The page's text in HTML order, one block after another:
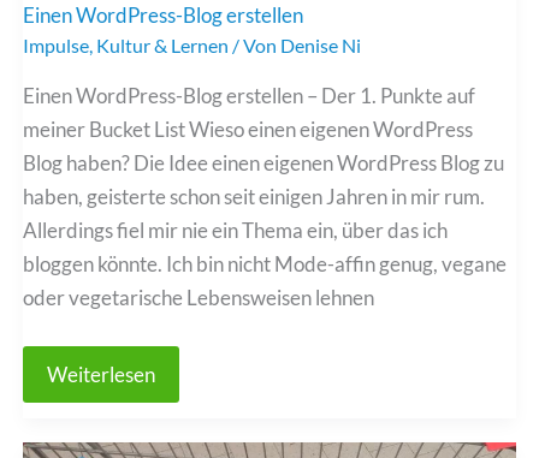
Einen WordPress-Blog erstellen
Impulse, Kultur & Lernen / Von Denise Ni
Einen WordPress-Blog erstellen – Der 1. Punkte auf
meiner Bucket List Wieso einen eigenen WordPress
Blog haben? Die Idee einen eigenen WordPress Blog zu
haben, geisterte schon seit einigen Jahren in mir rum.
Allerdings fiel mir nie ein Thema ein, über das ich
bloggen könnte. Ich bin nicht Mode-affin genug, vegane
oder vegetarische Lebensweisen lehnen
Einen
Weiterlesen